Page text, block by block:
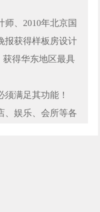
、2010年北京国
报获得样板房设计
获得华东地区最具
满足其功能！
、娱乐、会所等各